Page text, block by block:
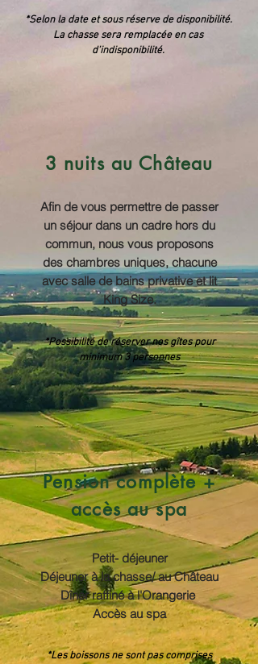
*Selon la date et sous réserve de disponibilité.
La chasse sera remplacée en cas
d’indisponibilité.
*Possibilité de réserver nos gîtes pour
minimum 3 personnes
Afin de vous permettre de passer
un séjour dans un cadre hors du
commun, nous vous proposons
des chambres uniques, chacune
avec salle de bains privative et lit
King Size.
3 nuits au Château
Pension complète +
accès au spa
Petit- déjeuner
Déjeuner à la chasse/ au Château
Dîner raffiné à l'Orangerie
Accès au spa
*Les boissons ne sont pas comprises